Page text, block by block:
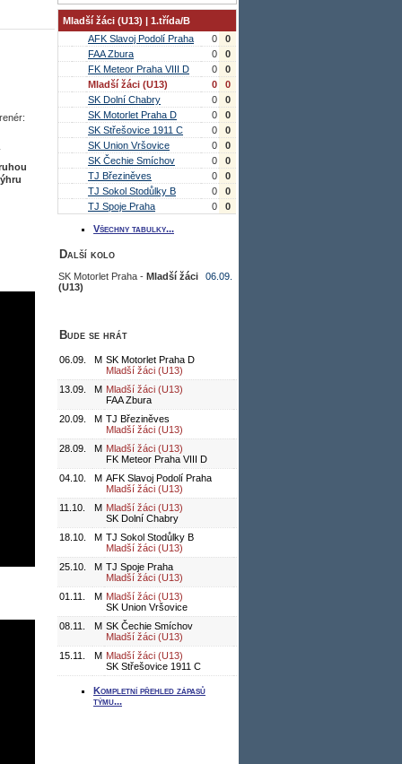
Mladší žáci (U13) | 1.třída/B
AFK Slavoj Podolí Praha
0
0
FAA Zbura
0
0
FK Meteor Praha VIII D
0
0
Mladší žáci (U13)
0
0
SK Dolní Chabry
0
0
SK Motorlet Praha D
0
0
SK Střešovice 1911 C
0
0
SK Union Vršovice
0
0
SK Čechie Smíchov
0
0
TJ Březiněves
0
0
TJ Sokol Stodůlky B
0
0
TJ Spoje Praha
0 0
Všechny tabulky...
Další kolo
SK Motorlet Praha - Mladší žáci
(U13)
06.09.
Bude se hrát
06.09. M SK Motorlet Praha D
Mladší žáci (U13)
13.09.
M Mladší žáci (U13)
FAA Zbura
20.09.
M TJ Březiněves
Mladší žáci (U13)
28.09.
M Mladší žáci (U13)
FK Meteor Praha VIII D
04.10.
M AFK Slavoj Podolí Praha
Mladší žáci (U13)
11.10.
M Mladší žáci (U13)
SK Dolní Chabry
18.10.
M TJ Sokol Stodůlky B
Mladší žáci (U13)
25.10.
M TJ Spoje Praha
Mladší žáci (U13)
01.11.
M Mladší žáci (U13)
SK Union Vršovice
08.11.
M SK Čechie Smíchov
Mladší žáci (U13)
15.11.
M Mladší žáci (U13)
SK Střešovice 1911 C
Kompletní přehled zápasů
týmu...